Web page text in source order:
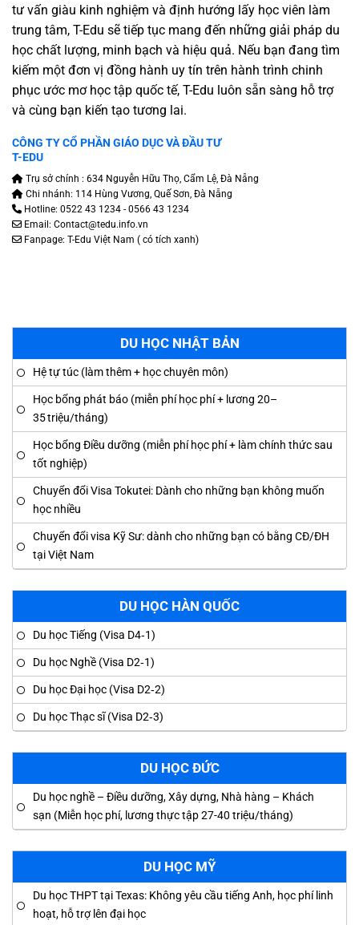
tư vấn giàu kinh nghiệm và định hướng lấy học viên làm
trung tâm, T-Edu sẽ tiếp tục mang đến những giải pháp du
học chất lượng, minh bạch và hiệu quả. Nếu bạn đang tìm
kiếm một đơn vị đồng hành uy tín trên hành trình chinh
phục ước mơ học tập quốc tế, T-Edu luôn sẵn sàng hỗ trợ
và cùng bạn kiến tạo tương lai.
CÔNG TY CỔ PHẦN GIÁO DỤC VÀ ĐẦU TƯ
T-EDU
Trụ sở chính : 634 Nguyễn Hữu Thọ, Cẩm Lệ, Đà Nẵng
Chi nhánh: 114 Hùng Vương, Quế Sơn, Đà Nẵng
Hotline: 0522 43 1234 - 0566 43 1234
Email: Contact@tedu.info.vn
Fanpage: T-Edu Việt Nam ( có tích xanh)
DU HỌC NHẬT BẢN
Hệ tự túc (làm thêm + học chuyên môn)
Học bổng phát báo (miễn phí học phí + lương 20–
35 triệu/tháng)
Học bổng Điều dưỡng (miễn phí học phí + làm chính thức sau
tốt nghiệp)
Chuyển đổi Visa Tokutei: Dành cho những bạn không muốn
học nhiều
Chuyển đổi visa Kỹ Sư: dành cho những bạn có bằng CĐ/ĐH
tại Việt Nam
DU HỌC HÀN QUỐC
Du học Tiếng (Visa D4‑1)
Du học Nghề (Visa D2‑1)
Du học Đại học (Visa D2‑2)
Du học Thạc sĩ (Visa D2‑3)
DU HỌC ĐỨC
Du học nghề – Điều dưỡng, Xây dựng, Nhà hàng – Khách
sạn (Miễn học phí, lương thực tập 27-40 triệu/tháng)
DU HỌC MỸ
Du học THPT tại Texas: Không yêu cầu tiếng Anh, học phí linh
hoạt, hỗ trợ lên đại học